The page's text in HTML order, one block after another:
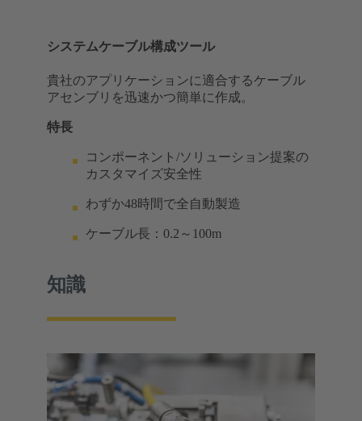
システムケーブル構成ツール
貴社のアプリケーションに適合するケーブル
アセンブリを迅速かつ簡単に作成。
特長
コンポーネント/ソリューション提案の
カスタマイズ安全性
わずか48時間で全自動製造
ケーブル長：0.2～100m
知識